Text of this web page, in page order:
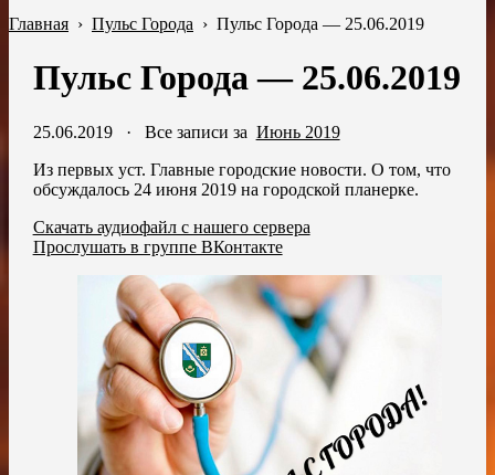
Главная › Пульс Города › Пульс Города — 25.06.2019
Пульс Города — 25.06.2019
25.06.2019· Все записи за Июнь 2019
Из первых уст. Главные городские новости. О том, что
обсуждалось 24 июня 2019 на городской планерке.
Скачать аудиофайл с нашего сервера
Прослушать в группе ВКонтакте